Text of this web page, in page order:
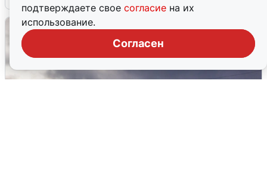
подтверждаете свое согласие на их
использование.
Согласен